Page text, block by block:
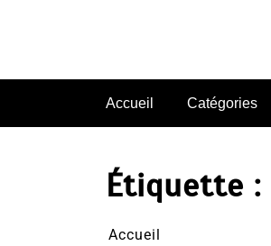
Accueil Catégories
Étiquette :
Accueil